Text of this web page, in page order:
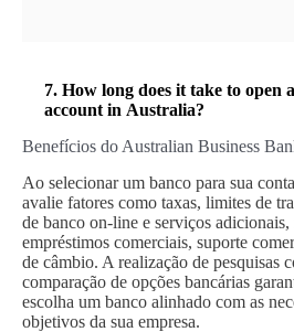
7. How long does it take to open
account in Australia?
Benefícios do Australian Business
Ao selecionar um banco para sua
avalie fatores como taxas, limites de
de banco on-line e serviços
empréstimos comerciais, suporte
de câmbio. A realização de pesquisas
comparação de opções bancárias
escolha um banco alinhado com as
objetivos da sua empresa.